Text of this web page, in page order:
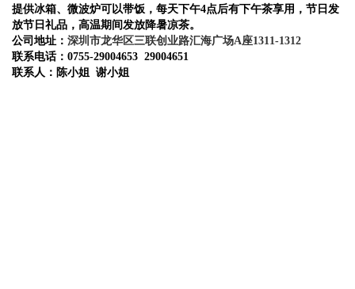
提供冰箱、微波炉可以带饭，每天下午4点后有下午茶享用，节日发
放节日礼品，高温期间发放降暑凉茶。
公司地址： 深圳市龙华区三联创业路汇海广场A座1311-1312
联系电话：0755-29004653 29004651
联系人：陈小姐 谢小姐